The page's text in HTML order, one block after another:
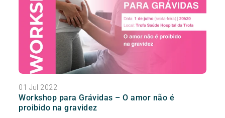
01 Jul 2022
Workshop para Grávidas – O amor não é
proibido na gravidez